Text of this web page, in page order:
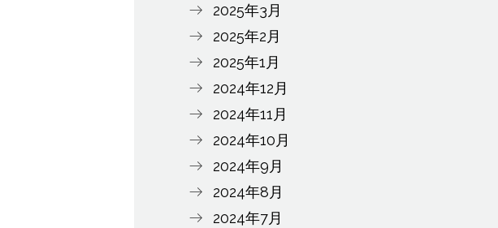
2025年3月
2025年2月
2025年1月
2024年12月
2024年11月
2024年10月
2024年9月
2024年8月
2024年7月